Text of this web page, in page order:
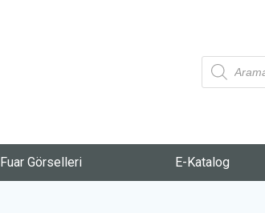
Fuar Görselleri E-Katalog